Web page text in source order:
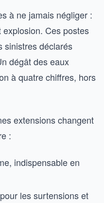
à ne jamais négliger :
Ces postes
sinistres déclarés
dégât des eaux
à quatre chiffres, hors
extensions changent
:
indispensable en
les surtensions et